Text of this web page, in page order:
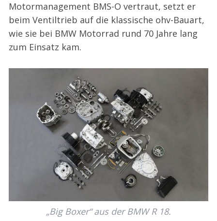
Motormanagement BMS-O vertraut, setzt er
beim Ventiltrieb auf die klassische ohv-Bauart,
wie sie bei BMW Motorrad rund 70 Jahre lang
zum Einsatz kam.
„Big Boxer“ aus der BMW R 18.